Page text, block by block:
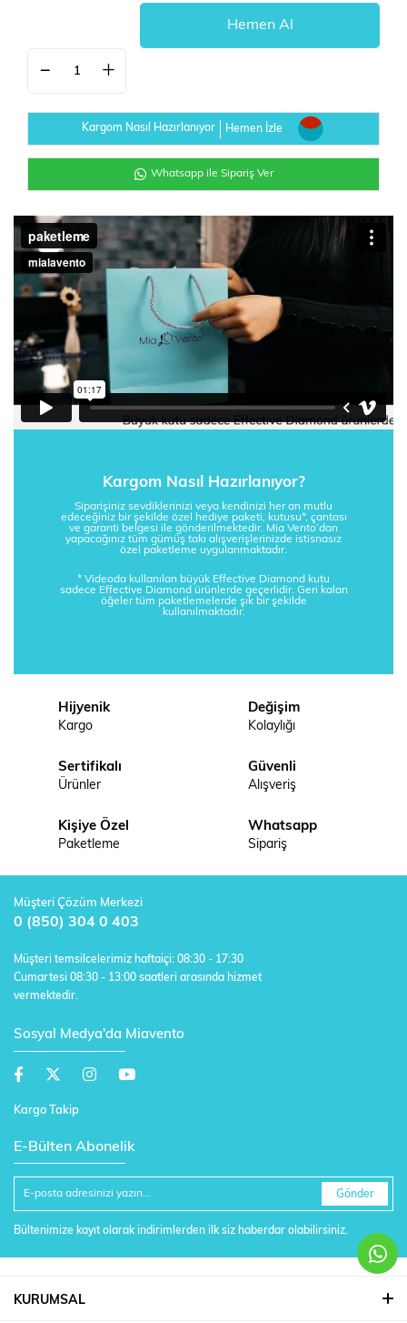
Kargom Nasıl Hazırlanıyor Hemen İzle
Whatsapp ile Sipariş Ver
Kargom Nasıl Hazırlanıyor?
Siparişiniz sevdiklerinizi veya kendinizi her an mutlu
edeceğiniz bir şekilde özel hediye paketi, kutusu*, çantası
ve garanti belgesi ile gönderilmektedir. Mia Vento’dan
yapacağınız tüm gümüş takı alışverişlerinizde istisnasız
özel paketleme uygulanmaktadır.
* Videoda kullanılan büyük Effective Diamond kutu
sadece Effective Diamond ürünlerde geçerlidir. Geri kalan
öğeler tüm paketlemelerde şık bir şekilde
kullanılmaktadır.
Hijyenik
Kargo
Değişim
Kolaylığı
Sertifikalı
Ürünler
Güvenli
Alışveriş
Kişiye Özel
Paketleme
Whatsapp
Sipariş
Müşteri Çözüm Merkezi
0 (850) 304 0 403
Müşteri temsilcelerimiz haftaiçi: 08:30 - 17:30
Cumartesi 08:30 - 13:00 saatleri arasında hizmet
vermektedir.
Sosyal Medya'da Miavento
Kargo Takip
E-Bülten Abonelik
Gönder
Bültenimize kayıt olarak indirimlerden ilk siz haberdar olabilirsiniz.
KURUMSAL